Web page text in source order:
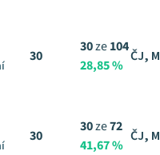
30
30ze104
28,85 %
ČJ, M
30
30ze72
41,67 %
ČJ, M